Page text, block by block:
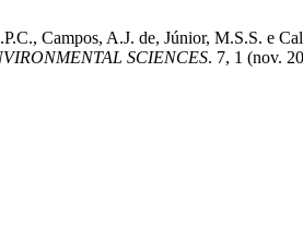
Campos, A.J. de, Júnior,
SCIENCES. 7, 1 (nov.